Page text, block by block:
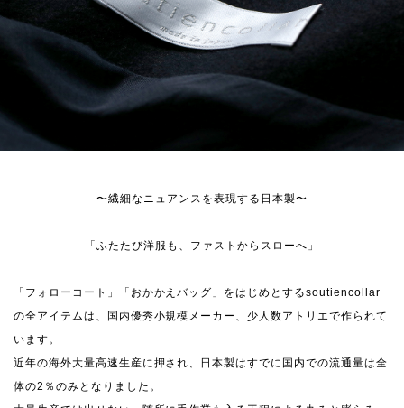
〜繊細なニュアンスを表現する日本製〜
「ふたたび洋服も、ファストからスローへ」
「フォローコート」「おかかえバッグ」をはじめとするsoutiencollar
の全アイテムは、国内優秀小規模メーカー、少人数アトリエで作られて
います。
近年の海外大量高速生産に押され、日本製はすでに国内での流通量は全
体の2％のみとなりました。